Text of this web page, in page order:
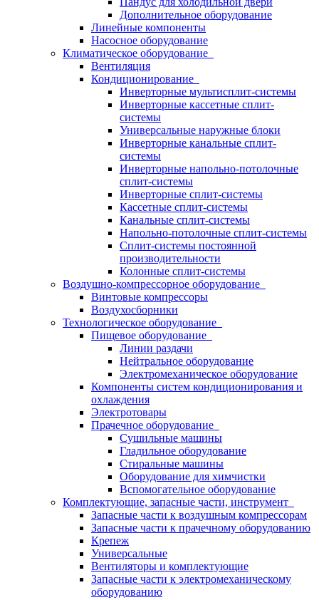
Дополнительное оборудование
Линейные компоненты
Насосное оборудование
Климатическое оборудование
Вентиляция
Кондиционирование
Инверторные мультисплит-системы
Инверторные кассетные сплит-
системы
Универсальные наружные блоки
Инверторные канальные сплит-
системы
Инверторные напольно-потолочные
сплит-системы
Инверторные сплит-системы
Кассетные сплит-системы
Канальные сплит-системы
Напольно-потолочные сплит-системы
Сплит-системы постоянной
производительности
Колонные сплит-системы
Воздушно-компрессорное оборудование
Винтовые компрессоры
Воздухосборники
Технологическое оборудование
Пищевое оборудование
Линии раздачи
Нейтральное оборудование
Электромеханическое оборудование
Компоненты систем кондиционирования и
охлаждения
Электротовары
Прачечное оборудование
Сушильные машины
Гладильное оборудование
Стиральные машины
Оборудование для химчистки
Вспомогательное оборудование
Комплектующие, запасные части, инструмент
Запасные части к воздушным компрессорам
Запасные части к прачечному оборудованию
Крепеж
Универсальные
Вентиляторы и комплектующие
Запасные части к электромеханическому
оборудованию